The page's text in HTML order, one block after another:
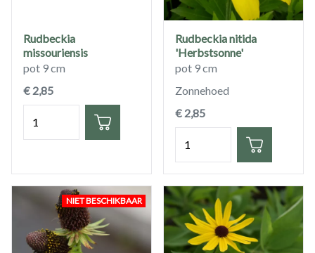
Rudbeckia
missouriensis
pot 9 cm
€ 2,85
Rudbeckia nitida
'Herbstsonne'
pot 9 cm
Zonnehoed
€ 2,85
NIET BESCHIKBAAR